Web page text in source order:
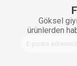
Göksel
ürünlerden